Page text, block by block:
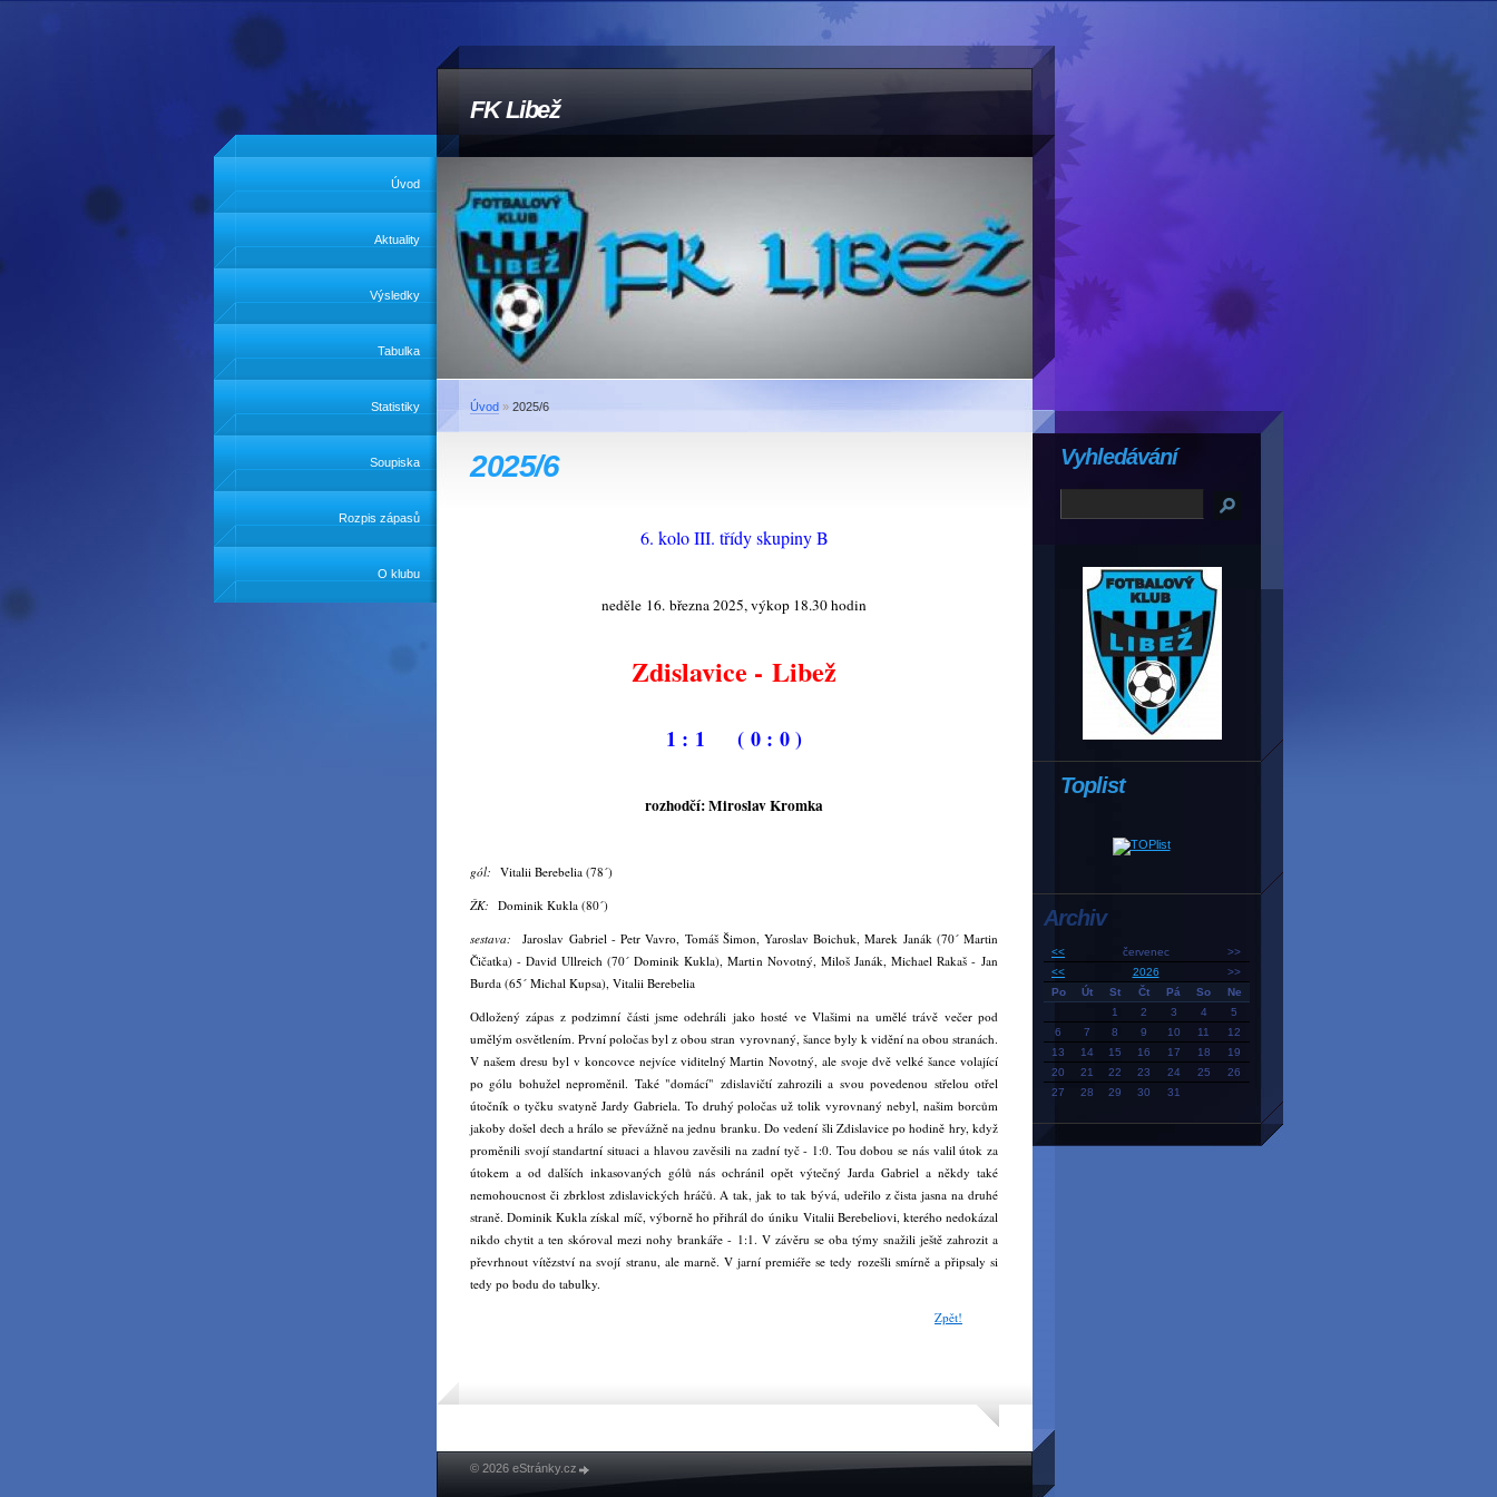
FK Libež
Úvod
Aktuality
Výsledky
Tabulka
Statistiky
Soupiska
Rozpis zápasů
O klubu
Úvod » 2025/6
2025/6
6. kolo III. třídy skupiny B
neděle 16. března 2025, výkop 18.30 hodin
Zdislavice - Libež
1 : 1 ( 0 : 0 )
rozhodčí: Miroslav Kromka
gól: Vitalii Berebelia (78´)
ŽK: Dominik Kukla (80´)
sestava:Jaroslav Gabriel - Petr Vavro, Tomáš Šimon, Yaroslav Boichuk, Marek Janák (70´ Martin
Čičatka) - David Ullreich (70´ Dominik Kukla), Martin Novotný, Miloš Janák, Michael Rakaš - Jan
Burda (65´ Michal Kupsa), Vitalii Berebelia
Odložený zápas z podzimní části jsme odehráli jako hosté ve Vlašimi na umělé trávě večer pod
umělým osvětlením. První poločas byl z obou stran vyrovnaný, šance byly k vidění na obou stranách.
V našem dresu byl v koncovce nejvíce viditelný Martin Novotný, ale svoje dvě velké šance volající
po gólu bohužel neproměnil. Také "domácí" zdislavičtí zahrozili a svou povedenou střelou otřel
útočník o tyčku svatyně Jardy Gabriela. To druhý poločas už tolik vyrovnaný nebyl, našim borcům
jakoby došel dech a hrálo se převážně na jednu branku. Do vedení šli Zdislavice po hodině hry, když
proměnili svojí standartní situaci a hlavou zavěsili na zadní tyč - 1:0. Tou dobou se nás valil útok za
útokem a od dalších inkasovaných gólů nás ochránil opět výtečný Jarda Gabriel a někdy také
nemohoucnost či zbrklost zdislavických hráčů. A tak, jak to tak bývá, udeřilo z čista jasna na druhé
straně. Dominik Kukla získal míč, výborně ho přihrál do úniku Vitalii Berebeliovi, kterého nedokázal
nikdo chytit a ten skóroval mezi nohy brankáře - 1:1. V závěru se oba týmy snažili ještě zahrozit a
převrhnout vítězství na svojí stranu, ale marně. V jarní premiéře se tedy rozešli smírně a připsaly si
tedy po bodu do tabulky.
Zpět!
Toplist
Vyhledávání
Archiv
<< červenec
>>
<<
2026
>>
Po
Út St Čt Pá So
Ne
1
2 3 4
5
6
7 8 9 10 11
12
13
14 15 16 17 18
19
20
21 22 23 24 25
26
27
28 29 30 31
© 2026 eStránky.cz